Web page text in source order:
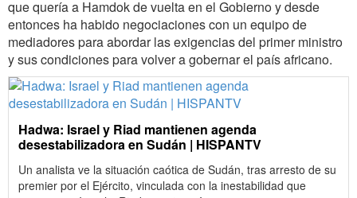
que quería a Hamdok de vuelta en el Gobierno y desde
entonces ha habido negociaciones con un equipo de
mediadores para abordar las exigencias del primer ministro
y sus condiciones para volver a gobernar el país africano.
Hadwa: Israel y Riad mantienen agenda
desestabilizadora en Sudán | HISPANTV
Un analista ve la situación caótica de Sudán, tras arresto de su
premier por el Ejército, vinculada con la inestabilidad que